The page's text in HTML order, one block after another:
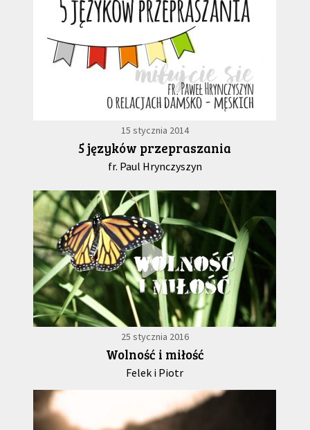
15 stycznia 2014
5 języków przepraszania
fr. Paul Hrynczyszyn
25 stycznia 2016
Wolność i miłość
Felek i Piotr